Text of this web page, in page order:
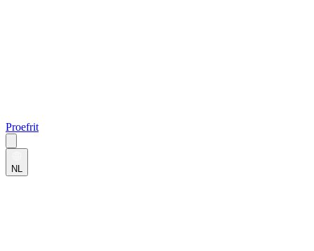
Proefrit
NL